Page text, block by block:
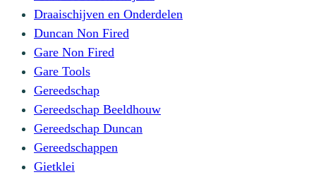
Draaischijven en Onderdelen
Duncan Non Fired
Gare Non Fired
Gare Tools
Gereedschap
Gereedschap Beeldhouw
Gereedschap Duncan
Gereedschappen
Gietklei